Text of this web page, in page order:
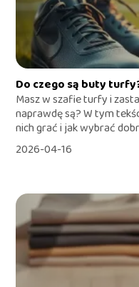
Do czego są buty
Masz w szafie turfy i
naprawdę są? W tym
nich grać i jak wybrać
2026-04-16